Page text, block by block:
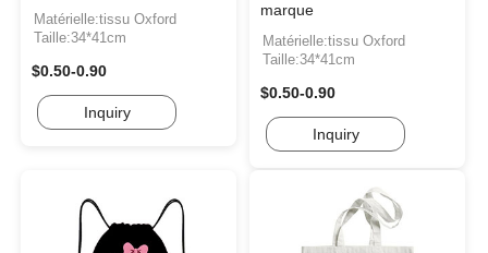
Matérielle:tissu Oxford
Taille:34*41cm
$0.50-0.90
Inquiry
marque
Matérielle:tissu Oxford
Taille:34*41cm
$0.50-0.90
Inquiry